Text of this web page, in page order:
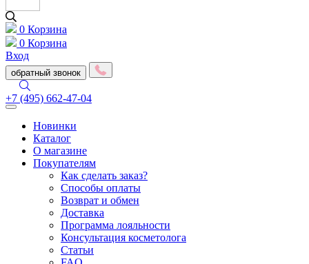
0 Корзина
0 Корзина
Вход
обратный звонок
+7 (495) 662-47-04
Toggle
navigationНовинки
Каталог
О магазине
Покупателям
Как сделать заказ?
Способы оплаты
Возврат и обмен
Доставка
Программа лояльности
Консультация косметолога
Статьи